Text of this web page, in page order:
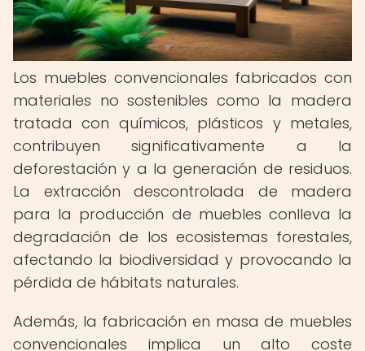
Los muebles convencionales fabricados con
materiales no sostenibles como la madera
tratada con químicos, plásticos y metales,
contribuyen significativamente a la
deforestación y a la generación de residuos.
La extracción descontrolada de madera
para la producción de muebles conlleva la
degradación de los ecosistemas forestales,
afectando la biodiversidad y provocando la
pérdida de hábitats naturales.
Además, la fabricación en masa de muebles
convencionales implica un alto coste